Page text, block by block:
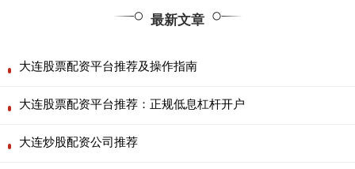
最新文章
大连股票配资平台推荐及操作指南
大连股票配资平台推荐：正规低息杠杆开户
大连炒股配资公司推荐